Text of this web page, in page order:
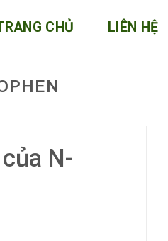
CHỦ LIÊN HỆ
N-